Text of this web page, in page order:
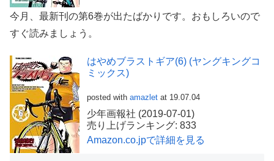
今月、最新刊の第6巻が出たばかりです。おもしろいので
すぐ読みましょう。
はやめブラストギア(6) (ヤングキングコ
ミックス)
posted with amazlet at 19.07.04
少年画報社 (2019-07-01)
売り上げランキング: 833
Amazon.co.jpで詳細を見る